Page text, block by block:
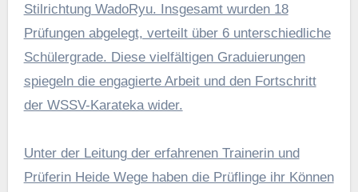
Stilrichtung WadoRyu. Insgesamt wurden 18
Prüfungen abgelegt, verteilt über 6 unterschiedliche
Schülergrade. Diese vielfältigen Graduierungen
spiegeln die engagierte Arbeit und den Fortschritt
der WSSV-Karateka wider.
Unter der Leitung der erfahrenen Trainerin und
Prüferin Heide Wege haben die Prüflinge ihr Können